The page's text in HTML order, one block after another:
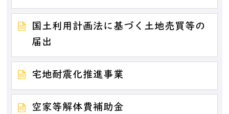
国土利用計画法に基づく土地売買等の
届出
宅地耐震化推進事業
空家等解体費補助金